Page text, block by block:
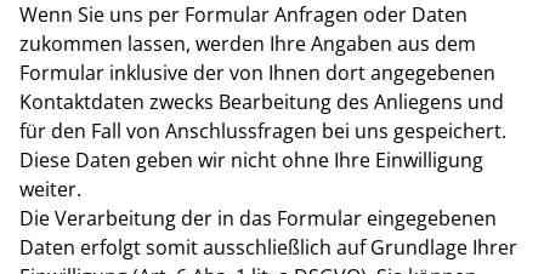
Wenn Sie uns per Formular Anfragen oder Daten
zukommen lassen, werden Ihre Angaben aus dem
Formular inklusive der von Ihnen dort angegebenen
Kontaktdaten zwecks Bearbeitung des Anliegens und
für den Fall von Anschlussfragen bei uns gespeichert.
Diese Daten geben wir nicht ohne Ihre Einwilligung
weiter.
Die Verarbeitung der in das Formular eingegebenen
Daten erfolgt somit ausschließlich auf Grundlage Ihrer